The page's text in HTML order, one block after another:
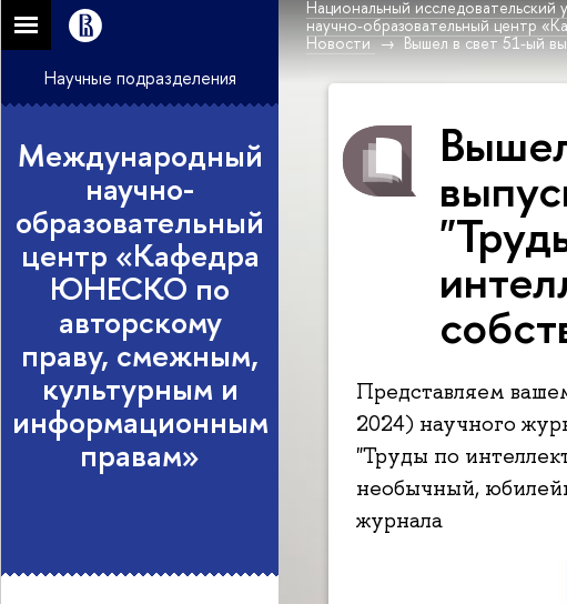
Национальный
научно-образовательный центр
Новости
Вышел в свет 51-ый
Научные подразделения
Международный
научно-
образовательный
центр «Кафедра
ЮНЕСКО по
авторскому
праву, смежным,
культурным и
информационным
правам»
Представляем
2024) научного
"Труды по
необычный,
журнала